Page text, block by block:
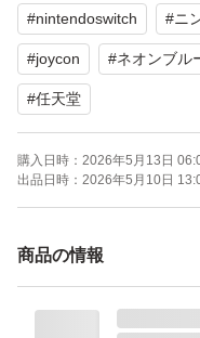
※もし必要な方いらっ
ルム２枚お付けします^^
#nintendoswitch #ニ
#joycon #ネオンブル
#任天堂
購入日時： 2026年5月13日
出品日時： 2026年5月10日
商品の情報